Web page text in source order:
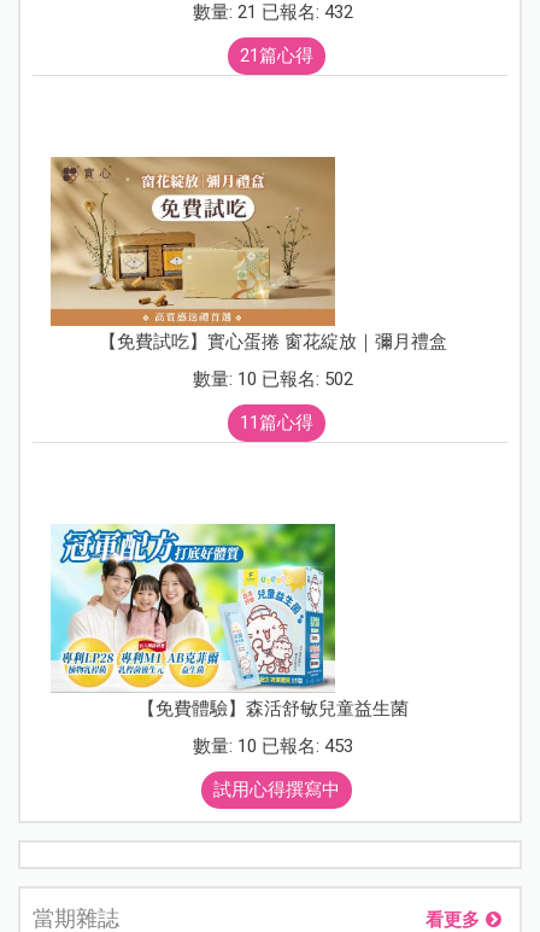
數量: 21 已報名: 432
21篇心得
【免費試吃】實心蛋捲 窗花綻放｜彌月禮盒
數量: 10 已報名: 502
11篇心得
【免費體驗】森活舒敏兒童益生菌
數量: 10 已報名: 453
試用心得撰寫中
當期雜誌 看更多